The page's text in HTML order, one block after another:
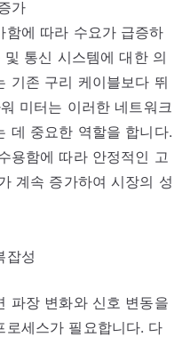
가
함에 따라 수요가 급증하
통신 시스템에 대한 의
기존 구리 케이블보다 뛰
미터는 이러한 네트워크
데 중요한 역할을 합니다.
용함에 따라 안정적인 고
계속 증가하여 시장의 성
잡성
파장 변화와 신호 변동을
로세스가 필요합니다. 다